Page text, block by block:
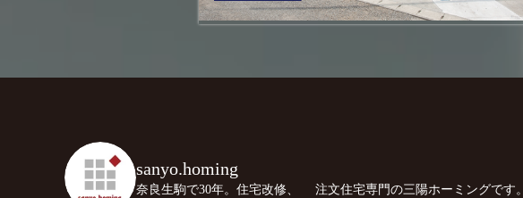
sanyo.homing
奈良生駒で30年。住宅改修、 注文住宅専門の三陽ホーミングです。